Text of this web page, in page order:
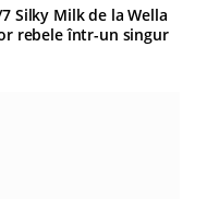
Silky Milk de la Wella
rebele într-un singur